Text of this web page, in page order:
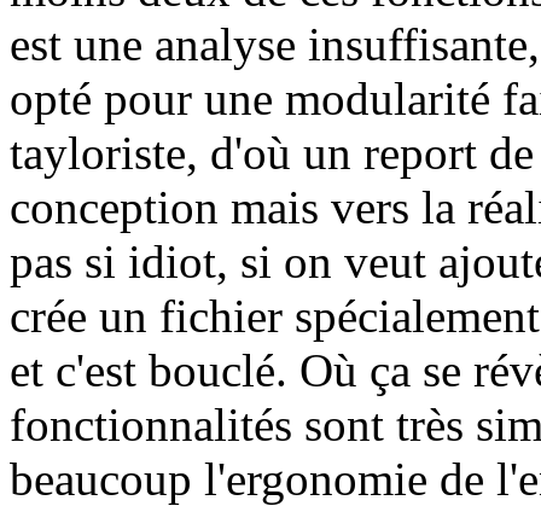
est une analyse
opté pour une modularité
tayloriste, d'où un report
conception mais vers la
pas si idiot, si on veut
crée un fichier
et c'est bouclé. Où ça se
fonctionnalités sont très
beaucoup l'ergonomie de